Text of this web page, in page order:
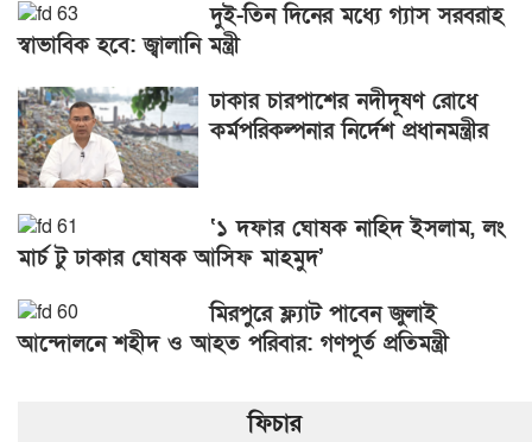
দুই-তিন দিনের মধ্যে গ্যাস সরবরাহ
স্বাভাবিক হবে: জ্বালানি মন্ত্রী
ঢাকার চারপাশের নদীদূষণ রোধে
কর্মপরিকল্পনার নির্দেশ প্রধানমন্ত্রীর
‘১ দফার ঘোষক নাহিদ ইসলাম, লং
মার্চ টু ঢাকার ঘোষক আসিফ মাহমুদ’
মিরপুরে ফ্ল্যাট পাবেন জুলাই
আন্দোলনে শহীদ ও আহত পরিবার: গণপূর্ত প্রতিমন্ত্রী
ফিচার